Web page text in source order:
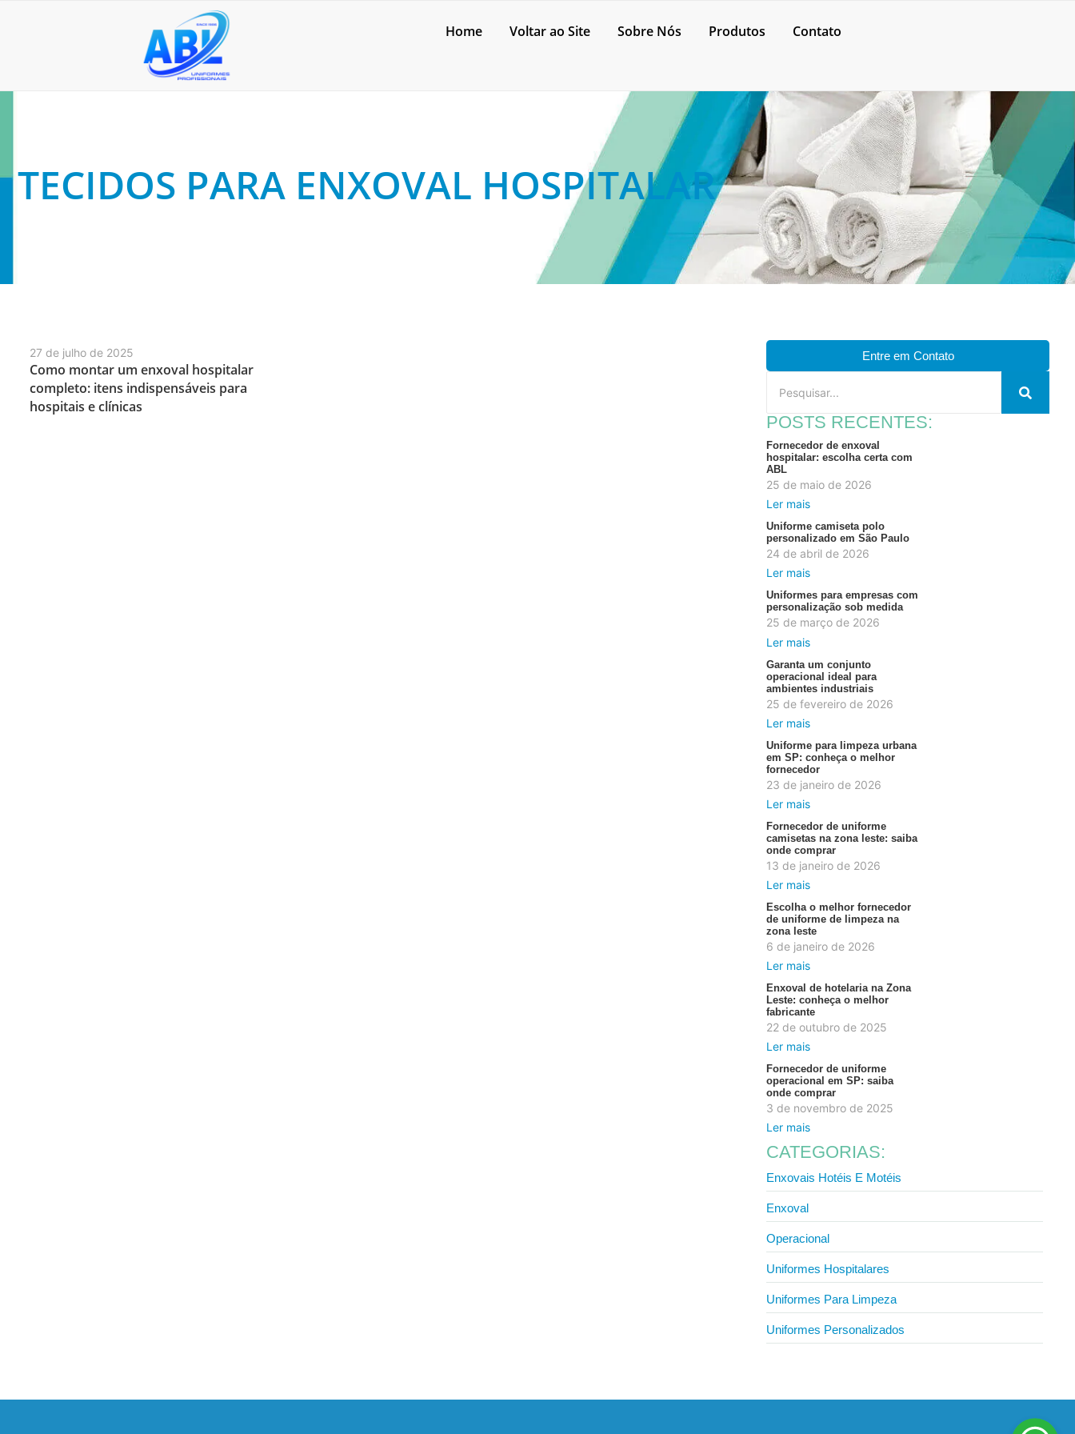
Home Voltar ao Site Sobre Nós Produtos Contato
TECIDOS PARA ENXOVAL HOSPITALAR
27 de julho de 2025
Como montar um enxoval hospitalar
completo: itens indispensáveis para
hospitais e clínicas
Entre em Contato
POSTS RECENTES:
Fornecedor de enxoval
hospitalar: escolha certa com
ABL
25 de maio de 2026
Ler mais
Uniforme camiseta polo
personalizado em São Paulo
24 de abril de 2026
Ler mais
Uniformes para empresas com
personalização sob medida
25 de março de 2026
Ler mais
Garanta um conjunto
operacional ideal para
ambientes industriais
25 de fevereiro de 2026
Ler mais
Uniforme para limpeza urbana
em SP: conheça o melhor
fornecedor
23 de janeiro de 2026
Ler mais
Fornecedor de uniforme
camisetas na zona leste: saiba
onde comprar
13 de janeiro de 2026
Ler mais
Escolha o melhor fornecedor
de uniforme de limpeza na
zona leste
6 de janeiro de 2026
Ler mais
Enxoval de hotelaria na Zona
Leste: conheça o melhor
fabricante
22 de outubro de 2025
Ler mais
Fornecedor de uniforme
operacional em SP: saiba
onde comprar
3 de novembro de 2025
Ler mais
CATEGORIAS:
Enxovais Hotéis E Motéis
Enxoval
Operacional
Uniformes Hospitalares
Uniformes Para Limpeza
Uniformes Personalizados